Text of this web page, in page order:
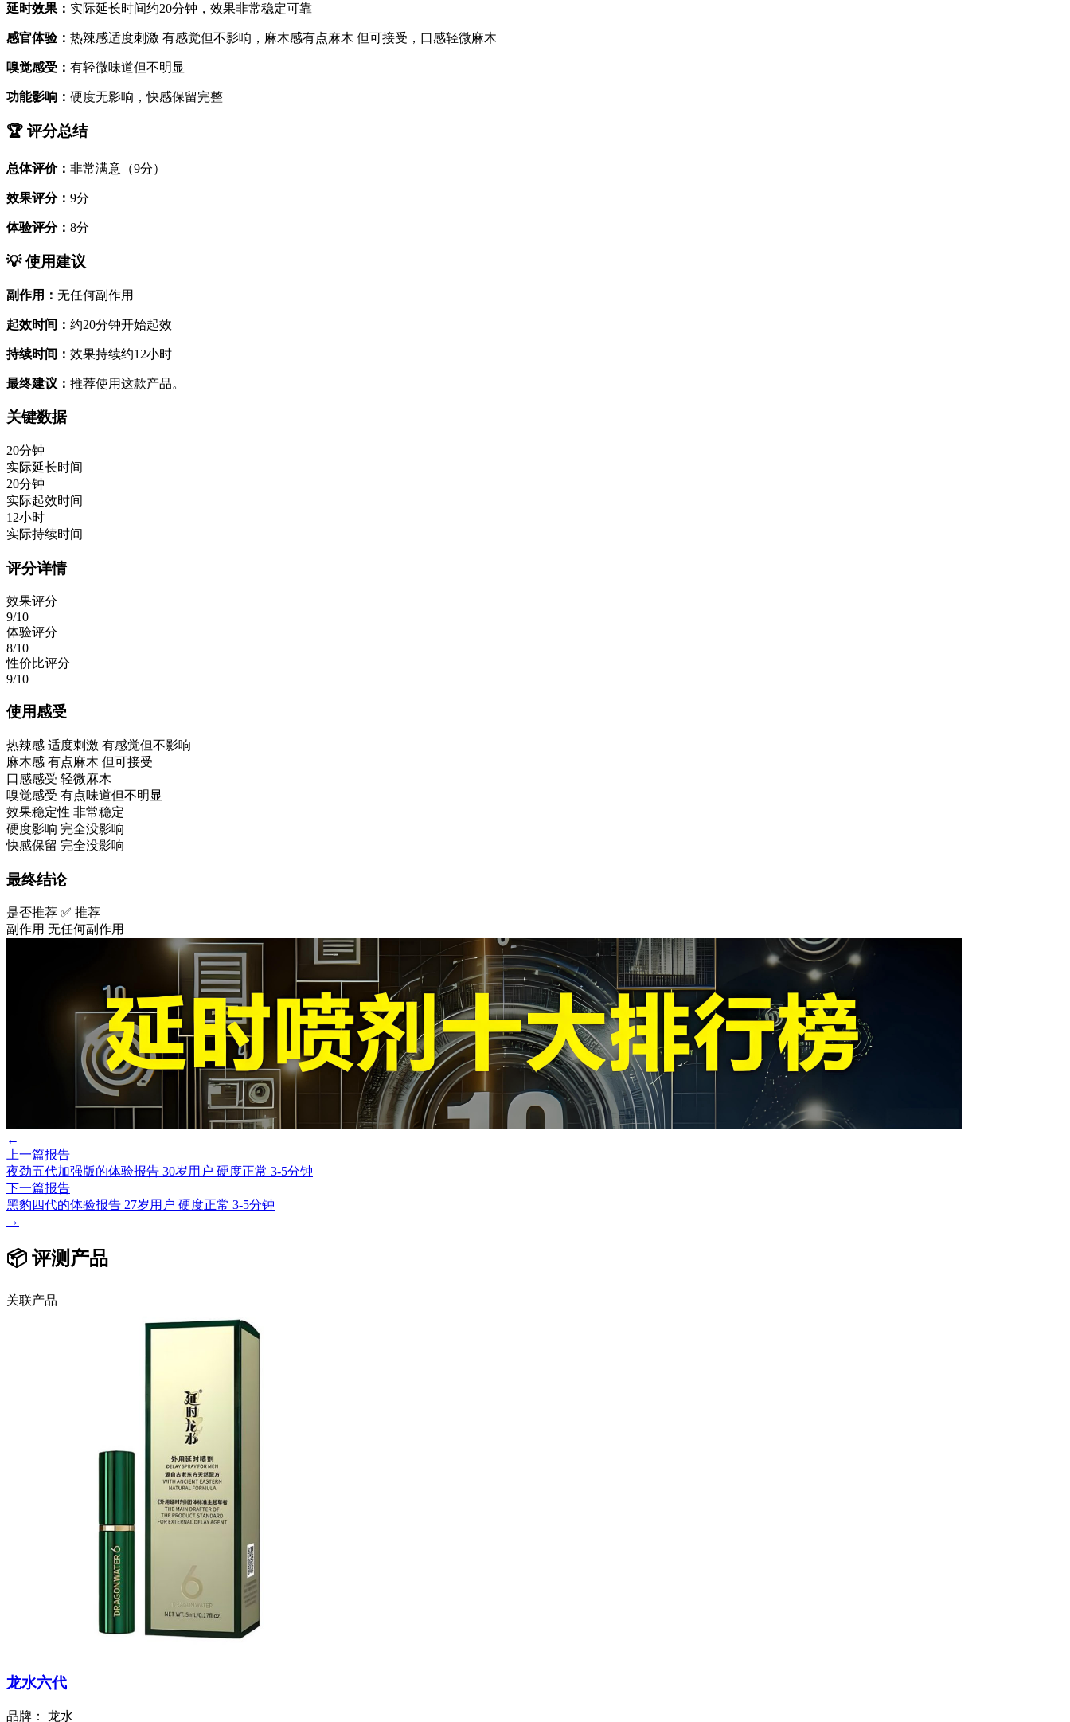
延时效果： 实际延长时间约20分钟，效果非常稳定可靠
感官体验： 热辣感适度刺激 有感觉但不影响，麻木感有点麻木 但可接受，口感轻微麻木
嗅觉感受： 有轻微味道但不明显
功能影响： 硬度无影响，快感保留完整
🏆 评分总结
总体评价： 非常满意（9分）
效果评分： 9分
体验评分： 8分
💡 使用建议
副作用： 无任何副作用
起效时间： 约20分钟开始起效
持续时间： 效果持续约12小时
最终建议： 推荐使用这款产品。
关键数据
20分钟
实际延长时间
20分钟
实际起效时间
12小时
实际持续时间
评分详情
效果评分
9/10
体验评分
8/10
性价比评分
9/10
使用感受
热辣感 适度刺激 有感觉但不影响
麻木感 有点麻木 但可接受
口感感受 轻微麻木
嗅觉感受 有点味道但不明显
效果稳定性 非常稳定
硬度影响 完全没影响
快感保留 完全没影响
最终结论
是否推荐 ✅ 推荐
副作用 无任何副作用
←
上一篇报告
夜劲五代加强版的体验报告 30岁用户 硬度正常 3-5分钟
下一篇报告
黑豹四代的体验报告 27岁用户 硬度正常 3-5分钟
→
📦 评测产品
关联产品
龙水六代
品牌： 龙水